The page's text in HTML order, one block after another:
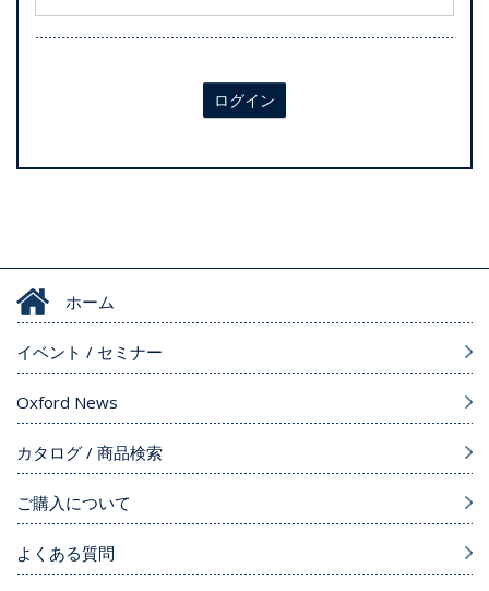
ログイン
ホーム
イベント / セミナー
Oxford News
カタログ / 商品検索
ご購入について
よくある質問